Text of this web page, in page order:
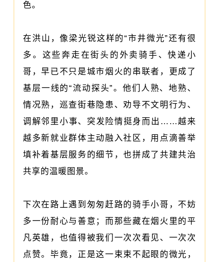
色。
在洪山，像梁光锐这样的“市井微光”还有很
多。这些奔走在街头的外卖骑手、快递小
哥，早已不只是城市烟火的串联者，更成了
基层一线的“流动探头”。他们人熟、地熟、
情况熟，巡查街巷隐患、劝导不文明行为、
调解邻里小事、突发险情挺身而出……越来
越多新就业群体主动融入社区，用点滴善举
填补着基层服务的细节，也拼成了共建共治
共享的温暖图景。
下次在路上遇到匆匆赶路的骑手小哥，不妨
多一份耐心与善意；而那些藏在烟火里的平
凡英雄，也值得被我们一次次看见、一次次
点赞。毕竟，正是这一束束不起眼的微光，